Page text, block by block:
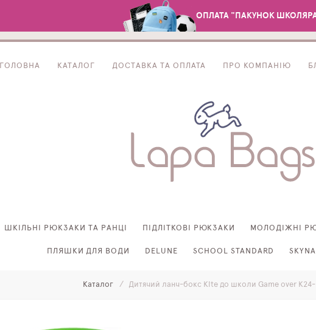
ОПЛАТА "ПАКУНОК
ГОЛОВНА КАТАЛОГ ДОСТАВКА ТА ОПЛАТА ПРО КОМПАНІЮ
ШКІЛЬНІ РЮКЗАКИ ТА РАНЦІ ПІДЛІТКОВІ РЮКЗАКИ МОЛОДІЖНІ
ПЛЯШКИ ДЛЯ ВОДИ DELUNE SCHOOL STANDARD
Каталог Дитячий ланч-бокс Kite до школи Game over